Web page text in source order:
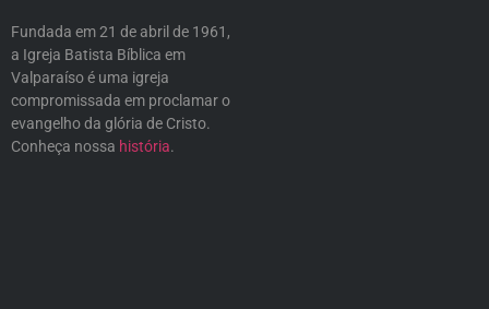
Fundada em 21 de abril de 1961,
a Igreja Batista Bíblica em
Valparaíso é uma igreja
compromissada em proclamar o
evangelho da glória de Cristo.
Conheça nossa história.